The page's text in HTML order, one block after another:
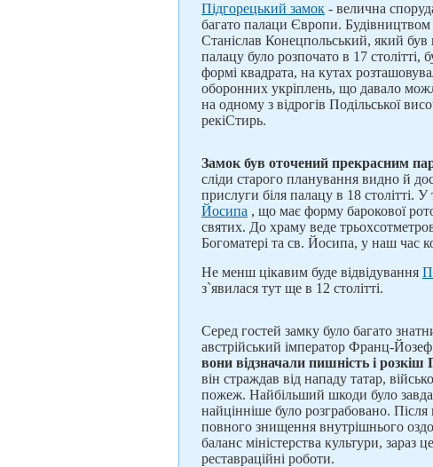
Підгорецький замок - велична
багато палаци Європи.
Станіслав Конецпольський, який
палацу було розпочато в 17 столітті,
формі квадрата, на кутах
оборонних укріплень, що давало
на одному з відрогів Подільської
рекіСтирь.
Замок був оточений прекрасним
сліди старого планування видно й
прислуги біля палацу в 18 столітті.
Йосипа , що має форму барокової
святих. До храму веде
Богоматері та св. Йосипа, у наш час
Не менш цікавим буде відвідування
з`явилася тут ще в 12 столітті.
Серед гостей замку було багато
австрійський імператор Франц-
вони відзначали пишність і розкіш
він страждав від нападу татар,
пожеж. Найбільший шкоди було
найцінніше було розграбовано.
повного знищення внутрішнього
баланс міністерства культури, зараз
реставраційні роботи.